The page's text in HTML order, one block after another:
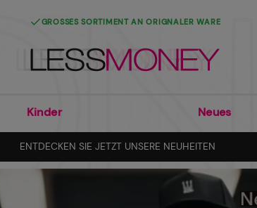
BEQUEM UND SICHER ÜBER PAYPAL BEZAHLEN
Kinder Neues
ENTDECKEN SIE JETZT UNSERE NEUHEITEN